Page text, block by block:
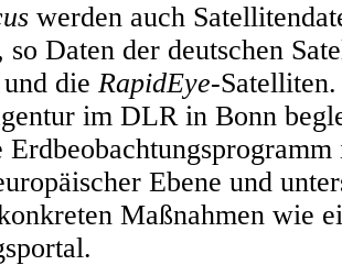
werden auch
so Daten der deutschen
die RapidEye-
im DLR in Bonn
Ebene und
Maßnahmen wie